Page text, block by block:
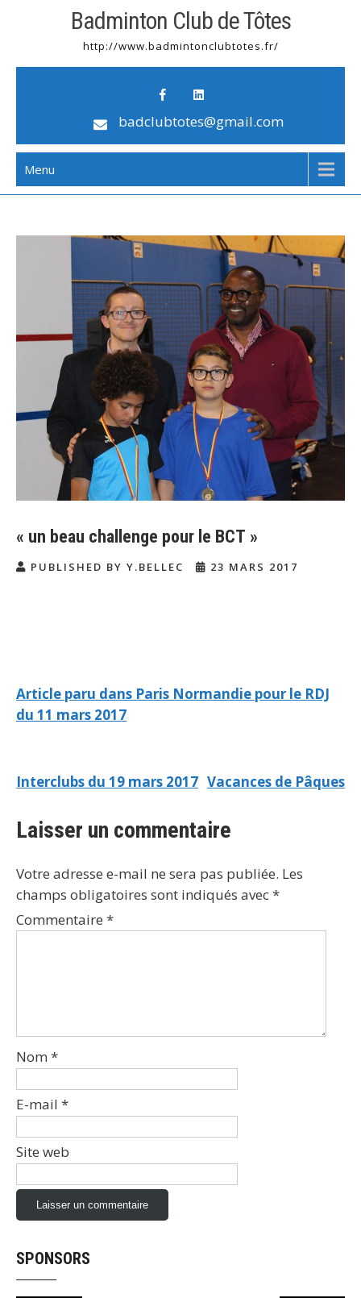
Badminton Club de Tôtes
http://www.badmintonclubtotes.fr/
badclubtotes@gmail.com
Menu
« un beau challenge pour le BCT »
PUBLISHED BY Y.BELLEC 23 MARS 2017
Article paru dans Paris Normandie pour le RDJ
du 11 mars 2017
Interclubs du 19 mars 2017 Vacances de Pâques
Laisser un commentaire
Votre adresse e-mail ne sera pas publiée. Les
champs obligatoires sont indiqués avec*
Commentaire *
Nom *
E-mail *
Site web
SPONSORS